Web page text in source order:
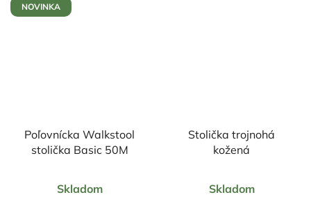
NOVINKA
Poľovnícka Walkstool
stolička Basic 50M
hodnotenie
Skladom
Stolička trojnohá
kožená
hodnotenie
Skladom